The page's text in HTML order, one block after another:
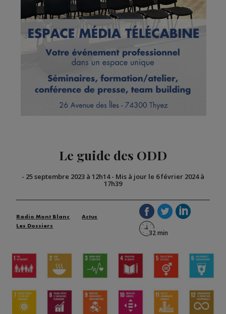
Le guide des ODD
- 25 septembre 2023 à 12h14- Mis à jour le 6 février 2024 à
17h39
Radio Mont Blanc
Actus
Les Dossiers